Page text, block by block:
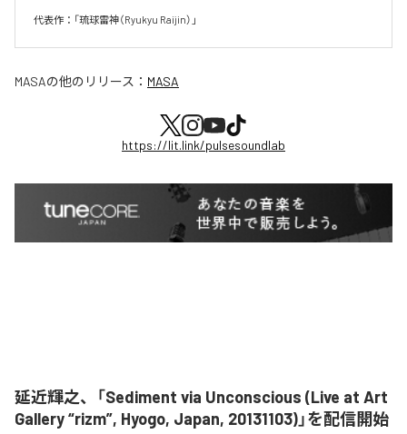
代表作：「琉球雷神（Ryukyu Raijin）」
MASAの他のリリース： MASA
https://lit.link/pulsesoundlab
延近輝之、「Sediment via Unconscious (Live at Art
Gallery “rizm”, Hyogo, Japan, 20131103)」を配信開始